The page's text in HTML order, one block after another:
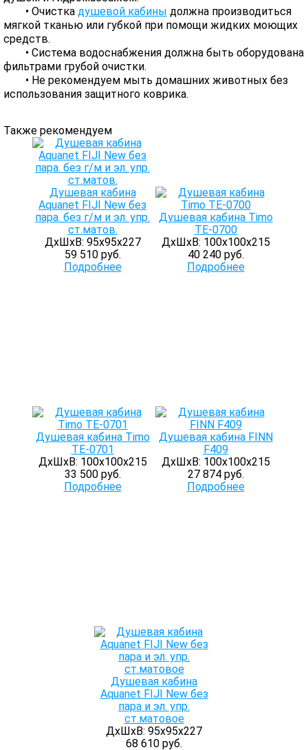
• Очистка душевой кабины должна производиться
мягкой тканью или губкой при помощи жидких моющих
средств.
• Система водоснабжения должна быть оборудована
фильтрами грубой очистки.
• Не рекомендуем мыть домашних животных без
использования защитного коврика.
Также рекомендуем
Душевая кабина
Aquanet FIJI New без
пара. без г/м и эл. упр.
ст.матов.
ДхШхВ: 95х95х227
59 510 руб.
Подробнее
Душевая кабина Timo
TE-0700
ДхШхВ: 100х100х215
40 240 руб.
Подробнее
Душевая кабина Timo
TE-0701
ДхШхВ: 100х100х215
33 500 руб.
Подробнее
Душевая кабина FINN
F409
ДхШхВ: 100х100х215
27 874 руб.
Подробнее
Душевая кабина
Aquanet FIJI New без
пара и эл. упр.
ст.матовое
ДхШхВ: 95х95х227
68 610 руб.